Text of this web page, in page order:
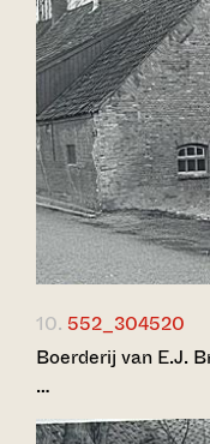
10. 552_304520
Boerderij van E.J.
…